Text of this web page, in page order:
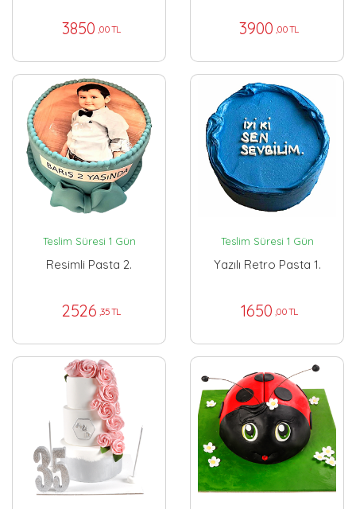
3850 ,00 TL 3900 ,00 TL
Teslim Süresi 1 Gün
Resimli Pasta 2.
2526 ,35 TL
Teslim Süresi 1 Gün
Yazılı Retro Pasta 1.
1650 ,00 TL